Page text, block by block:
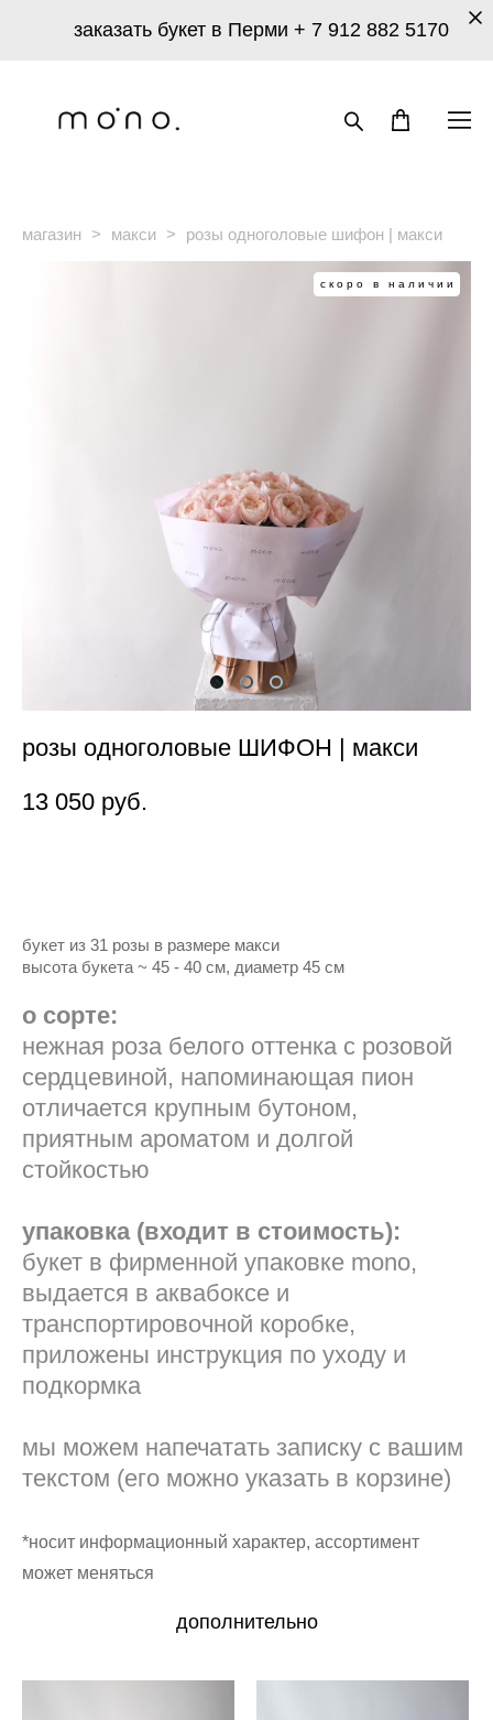
заказать букет в Перми + 7 912 882 5170
магазин > макси > розы одноголовые шифон | макси
скоро в наличии
розы одноголовые ШИФОН | макси
13 050 pуб.
букет из 31 розы в размере макси
высота букета ~ 45 - 40 см, диаметр 45 см
о сорте:
нежная роза белого оттенка с розовой
сердцевиной, напоминающая пион
отличается крупным бутоном,
приятным ароматом и долгой
стойкостью
упаковка (входит в стоимость):
букет в фирменной упаковке mono,
выдается в аквабоксе и
транспортировочной коробке,
приложены инструкция по уходу и
подкормка
мы можем напечатать записку с вашим
текстом (его можно указать в корзине)
*носит информационный характер, ассортимент
может меняться
дополнительно